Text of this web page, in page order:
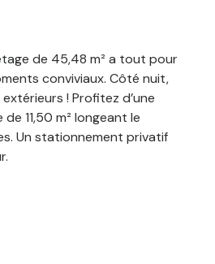
de 45,48 m² a tout pour
conviviaux. Côté nuit,
! Profitez d’une
11,50 m² longeant le
Un stationnement privatif